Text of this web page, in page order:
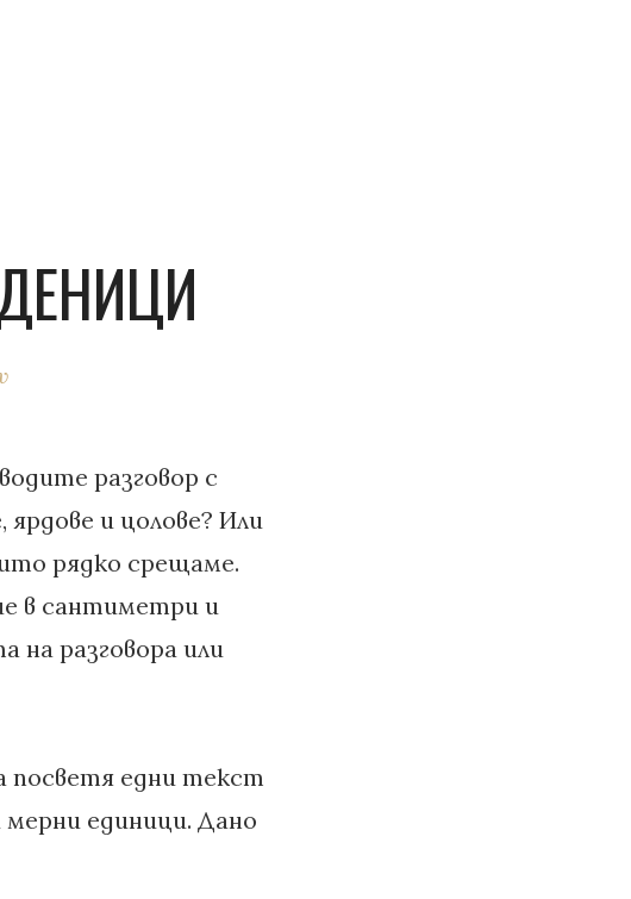
разговор с
и цолове? Или
рядко срещаме.
в сантиметри и
на разговора или
посветя едни текст
единици. Дано